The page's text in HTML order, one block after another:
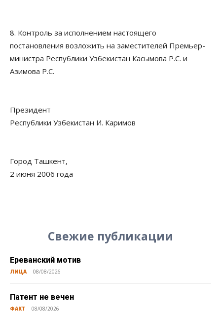
8. Контроль за исполнением настоящего
постановления возложить на заместителей Премьер-
министра Республики Узбекистан Касымова Р.C. и
Азимова Р.С.
Президент
Республики Узбекистан И. Каримов
Город Ташкент,
2 июня 2006 года
Свежие публикации
Ереванский мотив
ЛИЦА 08/08/2026
Патент не вечен
ФАКТ 08/08/2026